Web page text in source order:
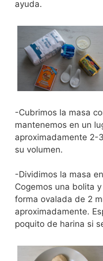
ayuda.
-Cubrimos la masa
mantenemos en un
aproximadamente 2-
su volumen.
-Dividimos la masa
Cogemos una bolita
forma ovalada de 2
aproximadamente.
poquito de harina si